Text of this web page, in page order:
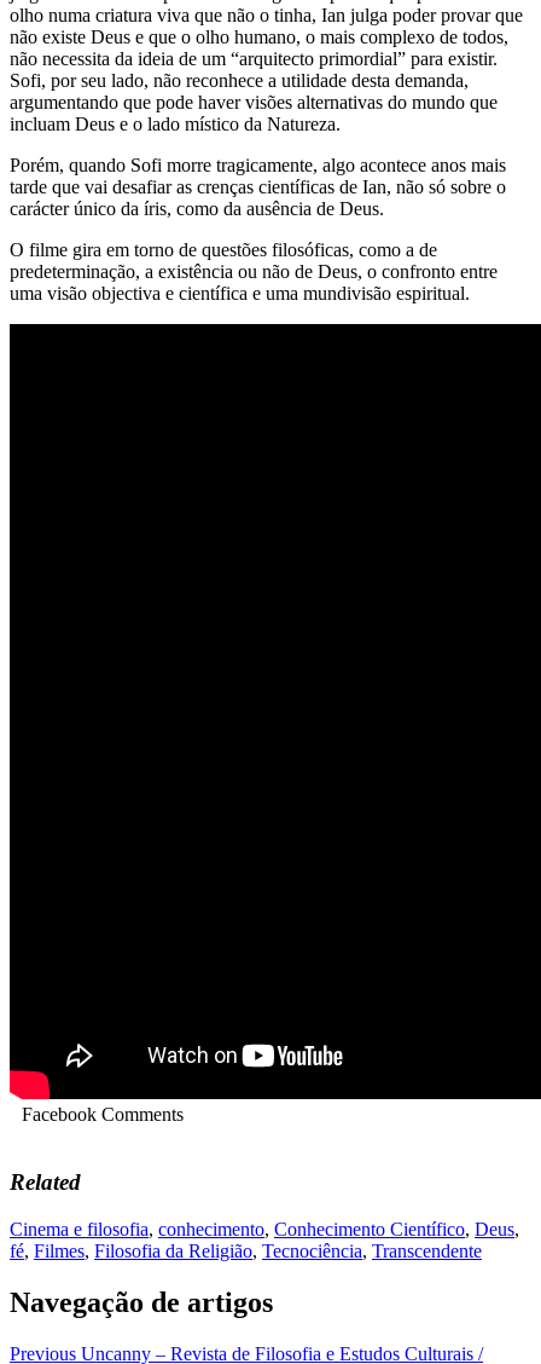
olho numa criatura viva que não o tinha, Ian julga poder provar que
não existe Deus e que o olho humano, o mais complexo de todos,
não necessita da ideia de um “arquitecto primordial” para existir.
Sofi, por seu lado, não reconhece a utilidade desta demanda,
argumentando que pode haver visões alternativas do mundo que
incluam Deus e o lado místico da Natureza.
Porém, quando Sofi morre tragicamente, algo acontece anos mais
tarde que vai desafiar as crenças científicas de Ian, não só sobre o
carácter único da íris, como da ausência de Deus.
O filme gira em torno de questões filosóficas, como a de
predeterminação, a existência ou não de Deus, o confronto entre
uma visão objectiva e científica e uma mundivisão espiritual.
Facebook Comments
Related
Cinema e filosofia, conhecimento, Conhecimento Científico, Deus,
fé, Filmes, Filosofia da Religião, Tecnociência, Transcendente
Navegação de artigos
Previous Uncanny – Revista de Filosofia e Estudos Culturais /